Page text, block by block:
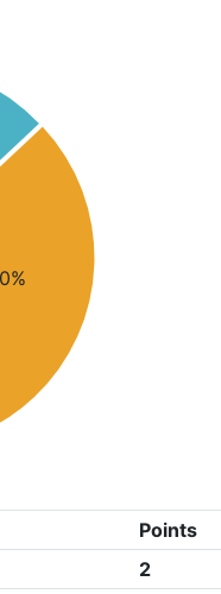
Points
2